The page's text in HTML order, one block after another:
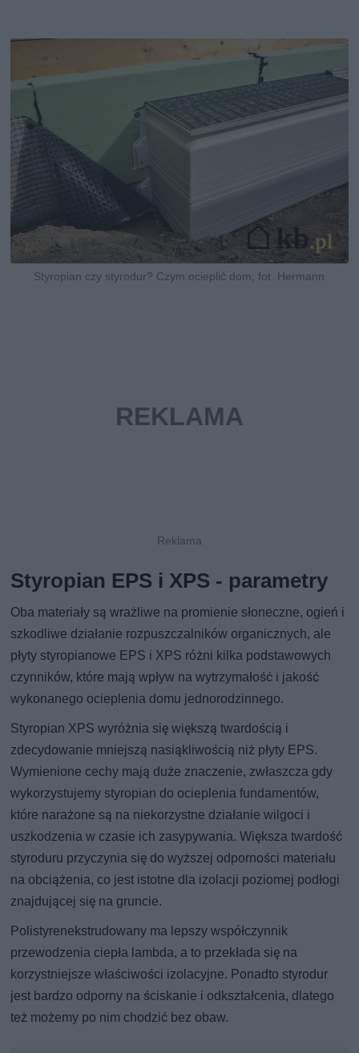
Styropian czy styrodur? Czym ocieplić dom, fot. Hermann
Styropian EPS i XPS - parametry
Oba materiały są wrażliwe na promienie słoneczne, ogień i
szkodliwe działanie rozpuszczalników organicznych, ale
płyty styropianowe EPS i XPS różni kilka podstawowych
czynników, które mają wpływ na wytrzymałość i jakość
wykonanego ocieplenia domu jednorodzinnego.
Styropian XPS wyróżnia się większą twardością i
zdecydowanie mniejszą nasiąkliwością niż płyty EPS.
Wymienione cechy mają duże znaczenie, zwłaszcza gdy
wykorzystujemy styropian do ocieplenia fundamentów,
które narażone są na niekorzystne działanie wilgoci i
uszkodzenia w czasie ich zasypywania. Większa twardość
styroduru przyczynia się do wyższej odporności materiału
na obciążenia, co jest istotne dla izolacji poziomej podłogi
znajdującej się na gruncie.
Polistyrenekstrudowany ma lepszy współczynnik
przewodzenia ciepła lambda, a to przekłada się na
korzystniejsze właściwości izolacyjne. Ponadto styrodur
jest bardzo odporny na ściskanie i odkształcenia, dlatego
też możemy po nim chodzić bez obaw.